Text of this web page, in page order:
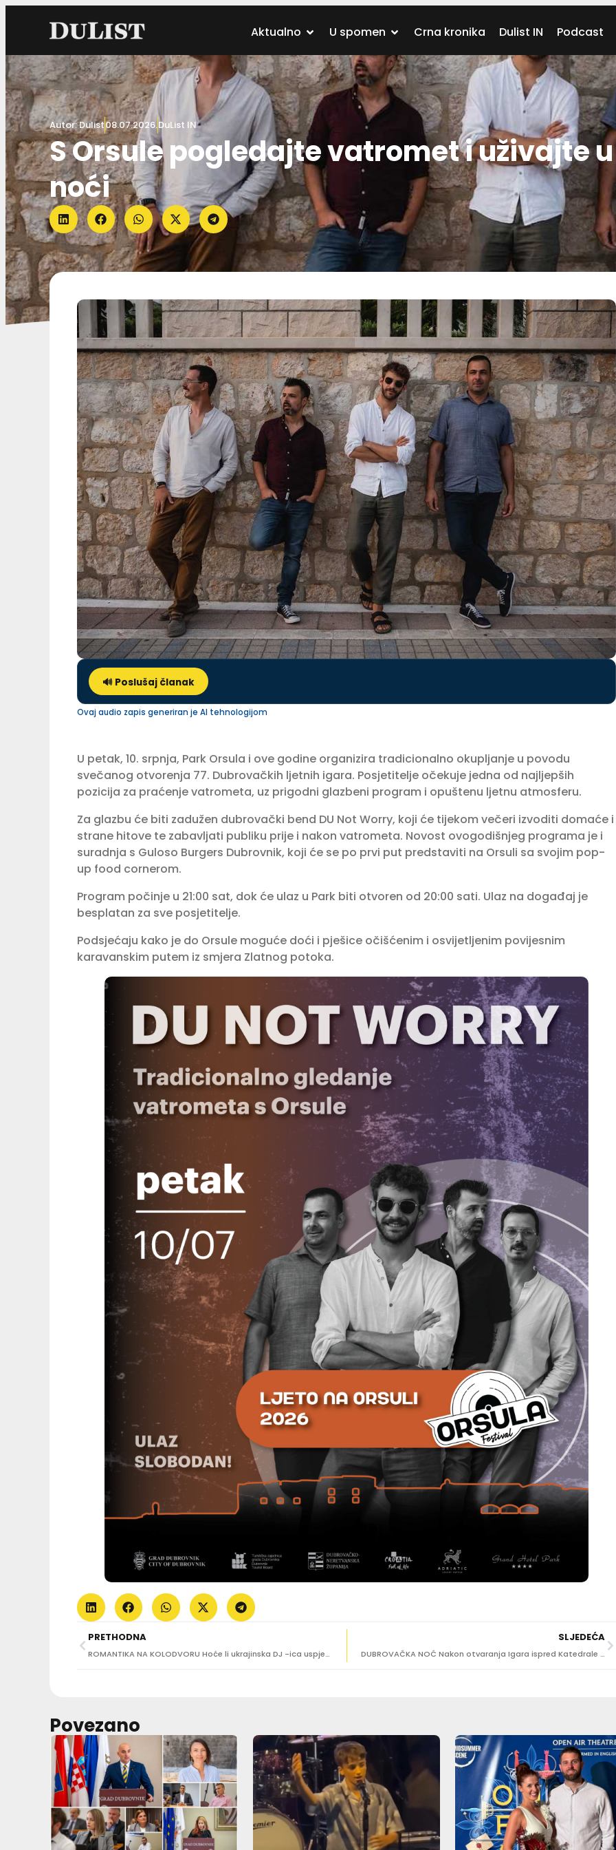
Aktualno U spomen Crna kronika Dulist IN Podcast
Autor:Dulist08.07.2026.DuList IN
S Orsule pogledajte vatromet i uživajte
noći
🔊 Poslušaj članak
Ovaj audio zapis generiran je AI tehnologijom
U petak, 10. srpnja, Park Orsula i ove godine organizira tradicionalno okupljanje u povodu
svečanog otvorenja 77. Dubrovačkih ljetnih igara. Posjetitelje očekuje jedna od najljepših
pozicija za praćenje vatrometa, uz prigodni glazbeni program i opuštenu ljetnu atmosferu.
Za glazbu će biti zadužen dubrovački bend DU Not Worry, koji će tijekom večeri izvoditi domaće i
strane hitove te zabavljati publiku prije i nakon vatrometa. Novost ovogodišnjeg programa je i
suradnja s Guloso Burgers Dubrovnik, koji će se po prvi put predstaviti na Orsuli sa svojim pop-
up food cornerom.
Program počinje u 21:00 sat, dok će ulaz u Park biti otvoren od 20:00 sati. Ulaz na događaj je
besplatan za sve posjetitelje.
Podsjećaju kako je do Orsule moguće doći i pješice očišćenim i osvijetljenim povijesnim
karavanskim putem iz smjera Zlatnog potoka.
PRETHODNA
ROMANTIKA NA KOLODVORU Hoće li ukrajinska DJ -ica uspjeti pronaći svoju ljubav na prvi pogled?
SLJEDEĆA
DUBROVAČKA NOĆ Nakon otvaranja Igara ispred Katedrale nastupa Goran Karan
Povezano